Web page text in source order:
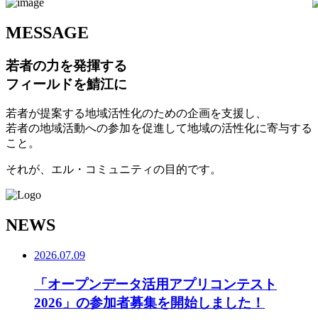
MESSAGE
若者の力を発揮する
フィールドを鯖江に
若者が提案する地域活性化のための企画を支援し、
若者の地域活動への参加を促進して地域の活性化に寄与する
こと。
それが、エル・コミュニティの目的です。
NEWS
2026.07.09
「オープンデータ活用アプリコンテスト
2026」の参加者募集を開始しました！